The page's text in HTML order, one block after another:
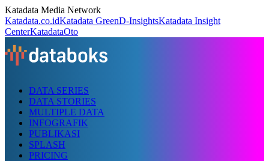
Katadata Media Network
Katadata.co.idKatadata GreenD-InsightsKatadata Insight
CenterKatadataOto
DATA SERIES
DATA STORIES
MULTIPLE DATA
INFOGRAFIK
PUBLIKASI
SPLASH
PRICING